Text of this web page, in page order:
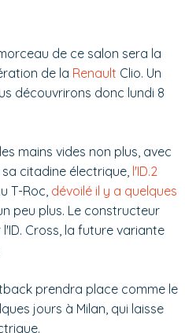
de ce salon sera la
de la Renault Clio. Un
découvrirons donc lundi 8
mains vides non plus, avec
citadine électrique, l'ID.2
T-Roc, dévoilé il y a quelques
peu plus. Le constructeur
Cross, la future variante
prendra place comme le
jours à Milan, qui laisse